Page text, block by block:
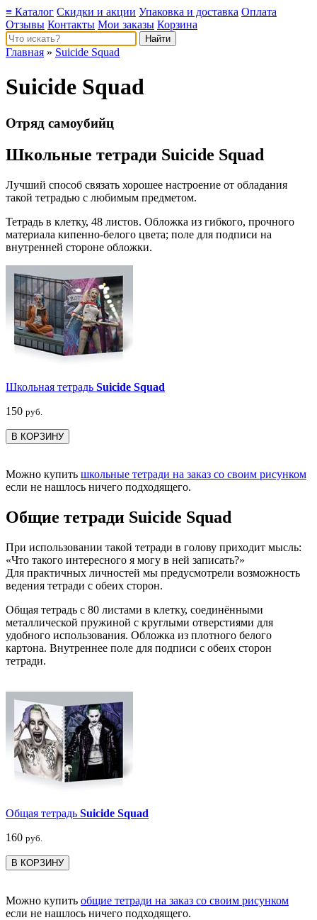
≡ Каталог Скидки и акции Упаковка и доставка Оплата
Отзывы Контакты Мои заказы Корзина
Главная » Suicide Squad
Suicide Squad
Отряд самоубийц
Школьные тетради Suicide Squad
Лучший способ связать хорошее настроение от обладания
такой тетрадью c любимым предметом.
Тетрадь в клетку, 48 листов. Обложка из гибкого, прочного
материала кипенно-белого цвета; поле для подписи на
внутренней стороне обложки.
Школьная тетрадь Suicide Squad
150 руб.
В КОРЗИНУ
Можно купить школьные тетради на заказ со своим рисунком
если не нашлось ничего подходящего.
Общие тетради Suicide Squad
При использовании такой тетради в голову приходит мысль:
«Что такого интересного я могу в ней записать?»
Для практичных личностей мы предусмотрели возможность
ведения тетради с обеих сторон.
Общая тетрадь с 80 листами в клетку, соединёнными
металлической пружиной с круглыми отверстиями для
удобного использования. Обложка из плотного белого
картона. Внутреннее поле для подписи с обеих сторон
тетради.
Общая тетрадь Suicide Squad
160 руб.
В КОРЗИНУ
Можно купить общие тетради на заказ со своим рисунком
если не нашлось ничего подходящего.